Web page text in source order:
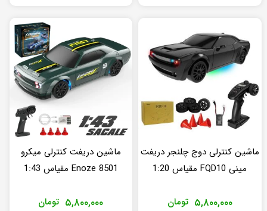
ماشین کنترلی دوج چلنجر دریفت
مینی FQD10 مقیاس 1:20
۵,۸۰۰,۰۰۰ تومان
ماشین دریفت کنترلی میکرو
Enoze 8501 مقیاس 1:43
۵,۸۰۰,۰۰۰ تومان